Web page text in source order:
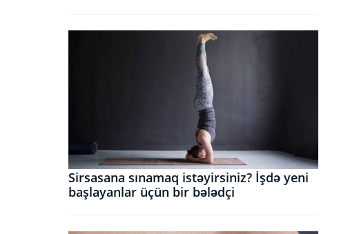
Sirsasana sınamaq istəyirsiniz? İşdə yeni
başlayanlar üçün bir bələdçi